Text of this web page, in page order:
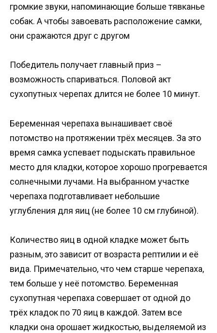
громкие звуки, напоминающие больше тявканье
собак. А чтобы завоевать расположение самки,
они сражаются друг с другом
Победитель получает главный приз –
возможность спариваться. Половой акт
сухопутных черепах длится не более 10 минут.
Беременная черепаха вынашивает своё
потомство на протяжении трёх месяцев. За это
время самка успевает подыскать правильное
место для кладки, которое хорошо прогревается
солнечными лучами. На выбранном участке
черепаха подготавливает небольшие
углубления для яиц (не более 10 см глубиной).
Количество яиц в одной кладке может быть
разным, это зависит от возраста рептилии и её
вида. Примечательно, что чем старше черепаха,
тем больше у неё потомство. Беременная
сухопутная черепаха совершает от одной до
трёх кладок по 70 яиц в каждой. Затем все
кладки она орошает жидкостью, выделяемой из